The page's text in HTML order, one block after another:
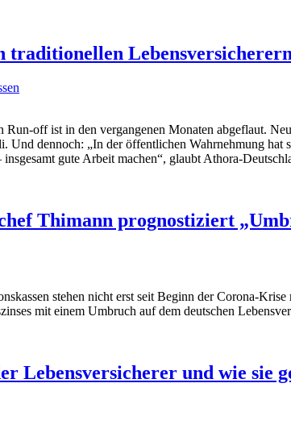
traditionellen
Run-off ist in den vergangenen Monaten abgeflaut.
Und dennoch: „In der öffentlichen Wahrnehmung
gute Arbeit machen“, glaubt Athora-
Thimann prognostiziert
stehen nicht erst seit Beginn der Corona-
mit einem Umbruch auf dem deutschen
Lebensversicherer und wie sie